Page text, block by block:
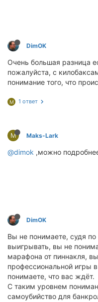
DimOK
Очень большая разница
пожалуйста, с
понимание того, что
M 1 ответ
M Maks-Lark
@dimok ,можно
DimOK
Вы не понимаете, судя по
выигрывать, вы не
марафона от пиннакля,
профессиональной игры
понимаете, что вас ждёт.
С таким уровнем
самоубийство для